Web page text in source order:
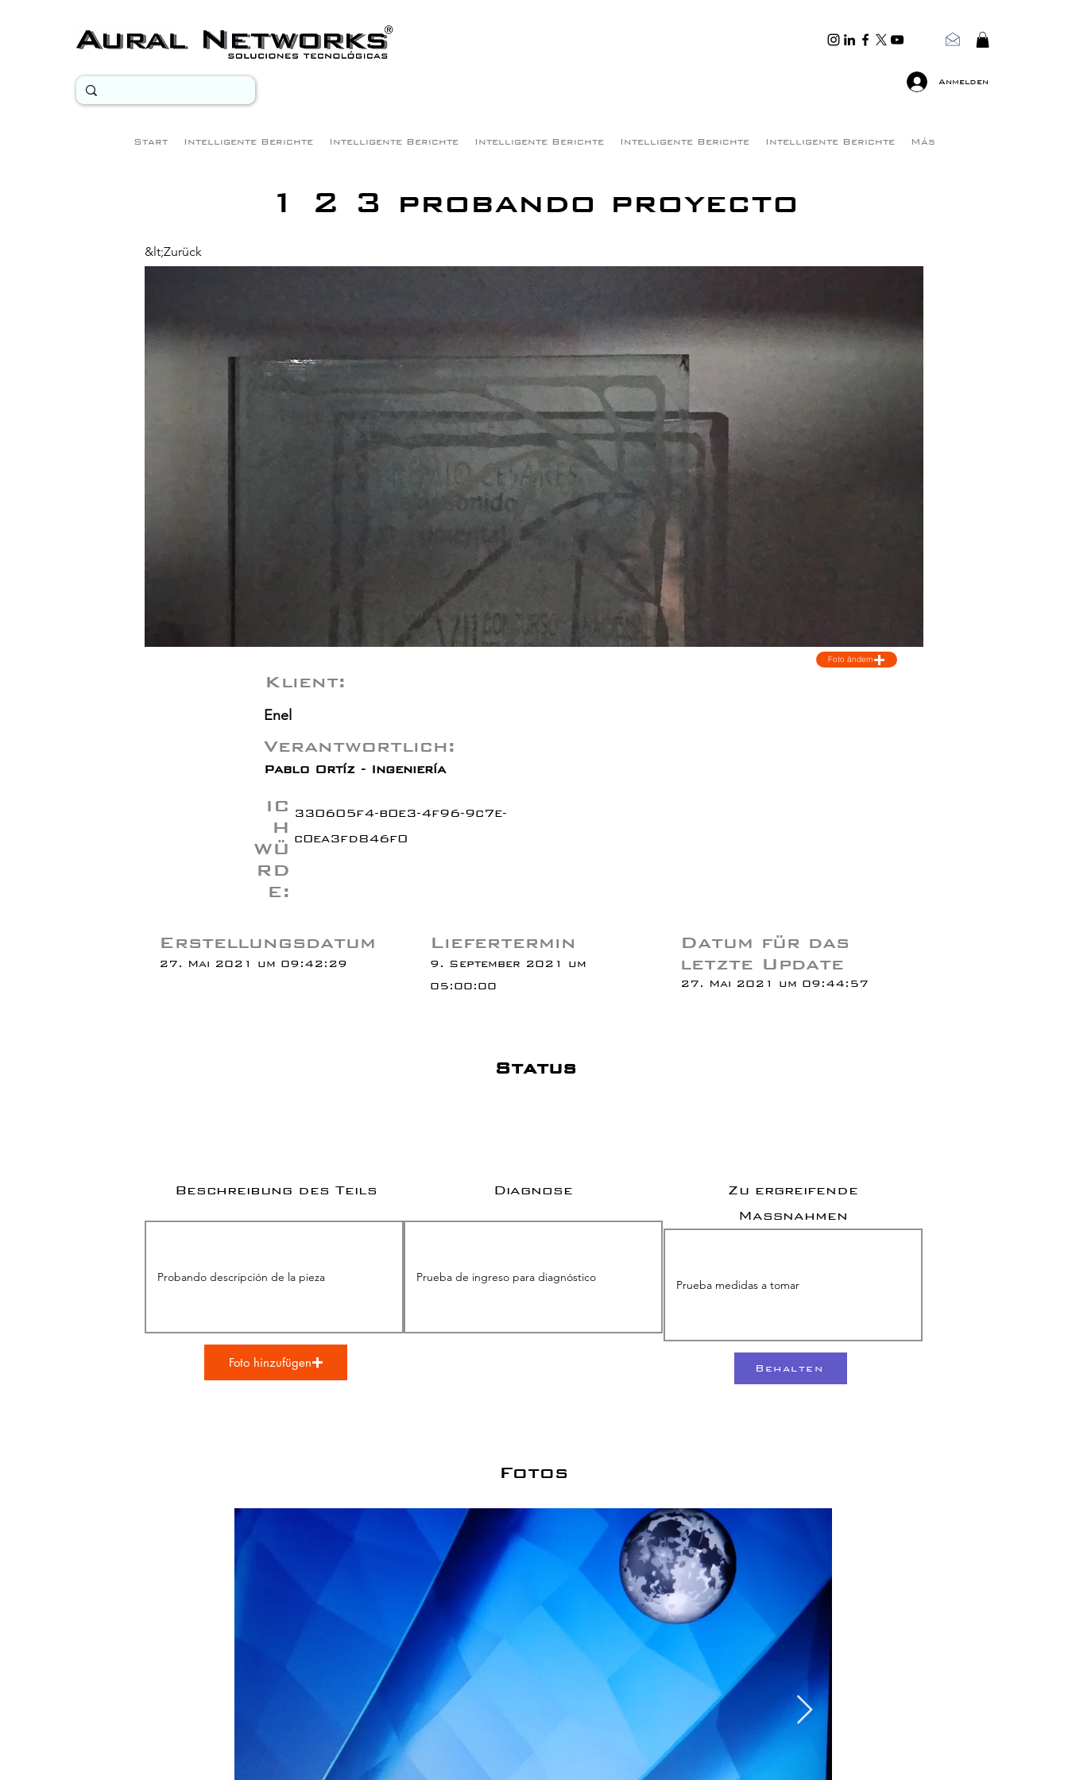
Anmelden
Start Intelligente Berichte Intelligente Berichte Intelligente Berichte Intelligente Berichte Intelligente Berichte Más
1 2 3 probando proyecto
&lt;Zurück
Klient:
Foto ändern
Enel
Verantwortlich:
Pablo Ortíz - Ingeniería
IC
H
WÜ
RD
E:
330605f4-b0e3-4f96-9c7e-
c0ea3fd846f0
Liefertermin
9. September 2021 um
05:00:00
27. Mai 2021 um 09:44:57
Datum für das
letzte Update
27. Mai 2021 um 09:42:29
Erstellungsdatum
Status
Beschreibung des Teils
Foto hinzufügen
Diagnose
Zu ergreifende
Maßnahmen
Behalten
Fotos